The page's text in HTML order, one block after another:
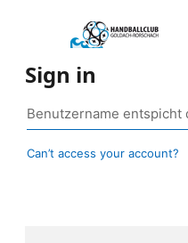
Sign in
Can’t access your account?